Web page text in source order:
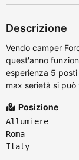
Descrizione
Vendo camper
quest'anno
esperienza 5
max serietà si può
Posizione
Allumiere
Roma
Italy